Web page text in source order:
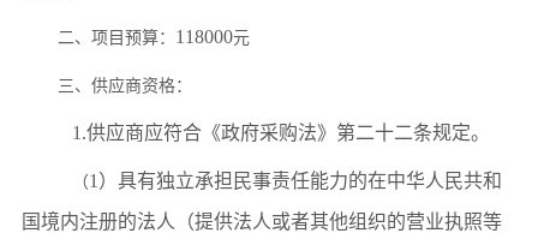
二 、项目预算： 118000元
三、供应商资格：
1.供应商应符合《政府采购法》第二十二条规定。
（1）具有独立承担民事责任能力的在中华人民共和
国境内注册的法人（提供法人或者其他组织的营业执照等